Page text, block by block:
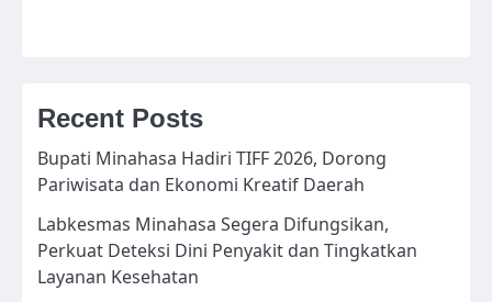
Recent Posts
Bupati Minahasa Hadiri TIFF 2026, Dorong
Pariwisata dan Ekonomi Kreatif Daerah
Labkesmas Minahasa Segera Difungsikan,
Perkuat Deteksi Dini Penyakit dan Tingkatkan
Layanan Kesehatan